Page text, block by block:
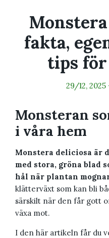
fakta,
tips
29/12, 2025
Monsteran
i våra hem
Monstera deliciosa är
med stora, gröna blad
hål när plantan
klätterväxt som kan bli
särskilt när den får gott
växa mot.
I den här artikeln får du